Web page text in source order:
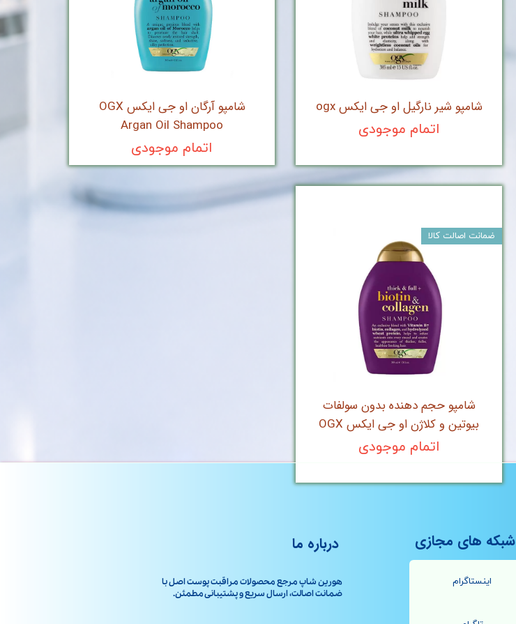
شامپو شیر نارگیل او جی ایکس ogx
اتمام موجودی
شامپو آرگان او جی ایکس OGX
Argan Oil Shampoo
اتمام موجودی
شامپو حجم دهنده بدون سولفات
بیوتین و کلاژن او جی ایکس OGX
اتمام موجودی
ضمانت اصالت کالا
اینستاگرام
شبکه های مجازی
هورین شاپ مرجع محصولات مراقبت پوست اصل با
ضمانت اصالت، ارسال سریع و پشتیبانی مطمئن.​​​​​​​​​​​​​​
درباره ما